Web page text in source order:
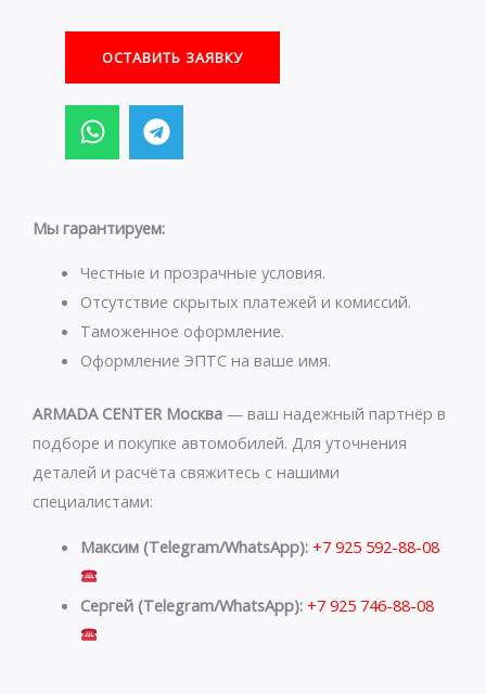
ОСТАВИТЬ ЗАЯВКУ
W
h
a
s
p
p
T
e
l
g
a
m
Мы гарантируем:
Честные и прозрачные условия.
Отсутствие скрытых платежей и комиссий.
Таможенное оформление.
Оформление ЭПТС на ваше имя.
ARMADA CENTER Москва — ваш надежный партнёр в
подборе и покупке автомобилей. Для уточнения
деталей и расчёта свяжитесь с нашими
специалистами:
Максим (Telegram/WhatsApp): +7 925 592-88-08
Сергей (Telegram/WhatsApp): +7 925 746-88-08